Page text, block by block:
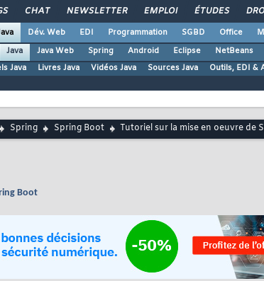
CHAT NEWSLETTER EMPLOI ÉTUDES
Dév. Web EDI Programmation SGBD Office
Java
Java Web Spring Android Eclipse
NetBeans
Java Livres Java Vidéos Java Sources Java Outils, EDI &
Spring Spring Boot Tutoriel sur la mise en oeuvre de
Boot